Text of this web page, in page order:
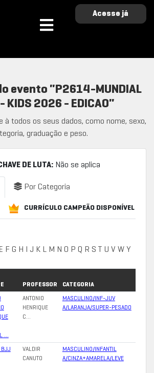
Acesse já
evento "P2614-MUNDIAL
KIDS 2026 - EDICAO"
à todos os seus dados, como nome, sexo,
graduação e peso.
DE LUTA: Não se aplica
Por Categoria
CURRÍCULO CAMPEÃO DISPONÍVEL
E F G H J K L M N O P Q R S U V W Y
PROFESSOR CATEGORIA
…
ANTONIO
HENRIQUE
C…
MASCULINO/INF-JUV
A/LARANJA/SUPER-PESADO
BJJ
VALDIR
CANUTO
MASCULINO/INFANTIL
A/CINZA+AMARELA/LEVE